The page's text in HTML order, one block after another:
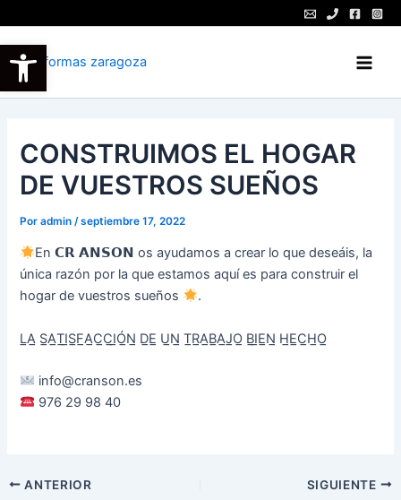
Abrir barra de herramientas
al
contenido
CONSTRUIMOS EL HOGAR
DE VUESTROS SUEÑOS
Poradmin /septiembre 17, 2022
En 𝗖𝗥 𝗔𝗡𝗦𝗢𝗡 os ayudamos a crear lo que deseáis, la
única razón por la que estamos aquí es para construir el
hogar de vuestros sueños
.
L̲A̲ S̲A̲T̲I̲S̲F̲A̲C̲C̲I̲Ó̲N̲ D̲E̲ U̲N̲ T̲R̲A̲B̲A̲J̲O̲ B̲I̲E̲N̲ H̲E̲C̲H̲O̲
info@cranson.es
976 29 98 40
ANTERIOR SIGUIENTE